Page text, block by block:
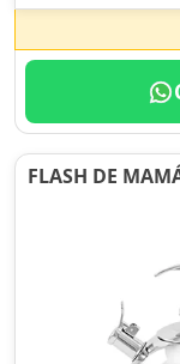
FLASH DE